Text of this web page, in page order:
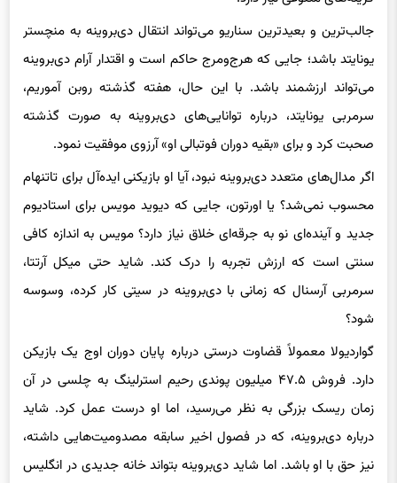
جالب‌ترین و بعیدترین سناریو می‌تواند انتقال دی‌بروینه به منچستر
یونایتد باشد؛ جایی که هرج‌ومرج حاکم است و اقتدار آرام دی‌بروینه
می‌تواند ارزشمند باشد. با این حال، هفته گذشته روبن آموریم،
سرمربی یونایتد، درباره توانایی‌های دی‌بروینه به صورت گذشته
صحبت کرد و برای «بقیه دوران فوتبالی او» آرزوی موفقیت نمود.
اگر مدال‌های متعدد دی‌بروینه نبود، آیا او بازیکنی ایده‌آل برای تاتنهام
محسوب نمی‌شد؟ یا اورتون، جایی که دیوید مویس برای استادیوم
جدید و آینده‌ای نو به جرقه‌ای خلاق نیاز دارد؟ مویس به اندازه کافی
سنتی است که ارزش تجربه را درک کند. شاید حتی میکل آرتتا،
سرمربی آرسنال که زمانی با دی‌بروینه در سیتی کار کرده، وسوسه
شود؟
گواردیولا معمولاً قضاوت درستی درباره پایان دوران اوج یک بازیکن
دارد. فروش ۴۷.۵ میلیون پوندی رحیم استرلینگ به چلسی در آن
زمان ریسک بزرگی به نظر می‌رسید، اما او درست عمل کرد. شاید
درباره دی‌بروینه، که در فصول اخیر سابقه مصدومیت‌هایی داشته،
نیز حق با او باشد. اما شاید دی‌بروینه بتواند خانه جدیدی در انگلیس